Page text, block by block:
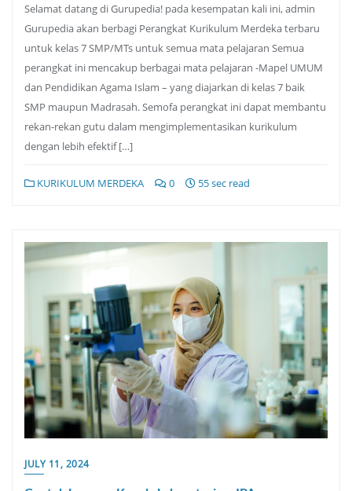
Selamat datang di Gurupedia! pada kesempatan kali ini, admin
Gurupedia akan berbagi Perangkat Kurikulum Merdeka terbaru
untuk kelas 7 SMP/MTs untuk semua mata pelajaran Semua
perangkat ini mencakup berbagai mata pelajaran -Mapel UMUM
dan Pendidikan Agama Islam – yang diajarkan di kelas 7 baik
SMP maupun Madrasah. Semofa perangkat ini dapat membantu
rekan-rekan gutu dalam mengimplementasikan kurikulum
dengan lebih efektif […]
KURIKULUM MERDEKA 0 55 sec read
JULY 11, 2024